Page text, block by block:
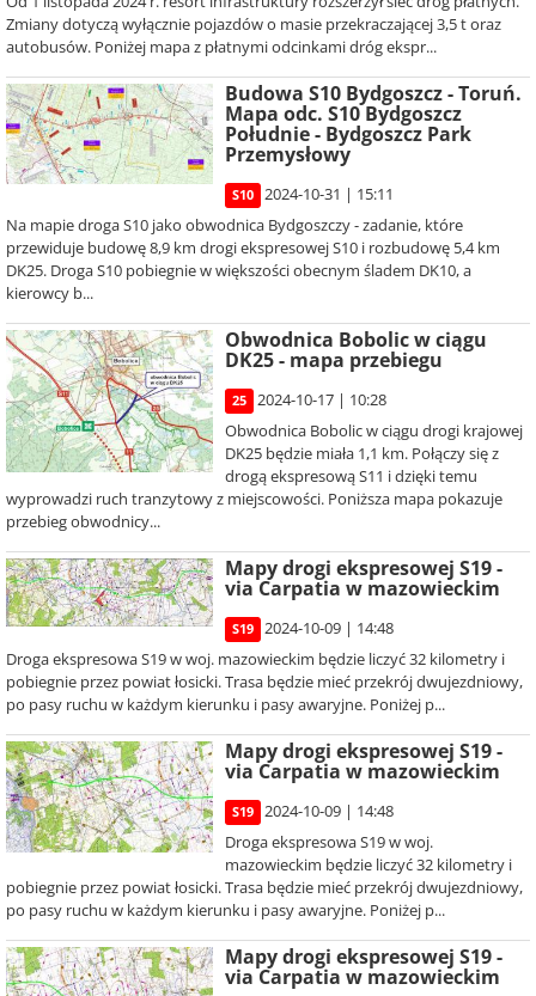
Zmiany dotyczą wyłącznie pojazdów o masie przekraczającej 3,5 t oraz
autobusów. Poniżej mapa z płatnymi odcinkami dróg ekspr...
Budowa S10 Bydgoszcz - Toruń.
Mapa odc. S10 Bydgoszcz
Południe - Bydgoszcz Park
Przemysłowy
S10
2024-10-31 | 15:11
Na mapie droga S10 jako obwodnica Bydgoszczy - zadanie, które
przewiduje budowę 8,9 km drogi ekspresowej S10 i rozbudowę 5,4 km
DK25. Droga S10 pobiegnie w większości obecnym śladem DK10, a
kierowcy b...
Obwodnica Bobolic w ciągu
DK25 - mapa przebiegu
25
2024-10-17 | 10:28
Obwodnica Bobolic w ciągu drogi krajowej
DK25 będzie miała 1,1 km. Połączy się z
drogą ekspresową S11 i dzięki temu
wyprowadzi ruch tranzytowy z miejscowości. Poniższa mapa pokazuje
przebieg obwodnicy...
Mapy drogi ekspresowej S19 -
via Carpatia w mazowieckim
S19
2024-10-09 | 14:48
Droga ekspresowa S19 w woj. mazowieckim będzie liczyć 32 kilometry i
pobiegnie przez powiat łosicki. Trasa będzie mieć przekrój dwujezdniowy,
po pasy ruchu w każdym kierunku i pasy awaryjne. Poniżej p...
Mapy drogi ekspresowej S19 -
via Carpatia w mazowieckim
S19
2024-10-09 | 14:48
Droga ekspresowa S19 w woj.
mazowieckim będzie liczyć 32 kilometry i
pobiegnie przez powiat łosicki. Trasa będzie mieć przekrój dwujezdniowy,
po pasy ruchu w każdym kierunku i pasy awaryjne. Poniżej p...
Mapy drogi ekspresowej S19 -
via Carpatia w mazowieckim